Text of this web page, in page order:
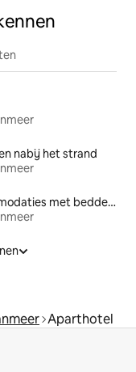
nabij het strand
Accommodaties met bedden op toegankelijke hoogte
Aparthotel